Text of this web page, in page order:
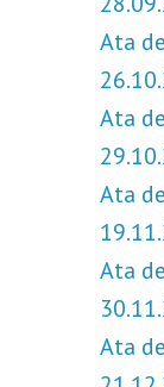
Ata
Ata
Ata
Ata
Ata